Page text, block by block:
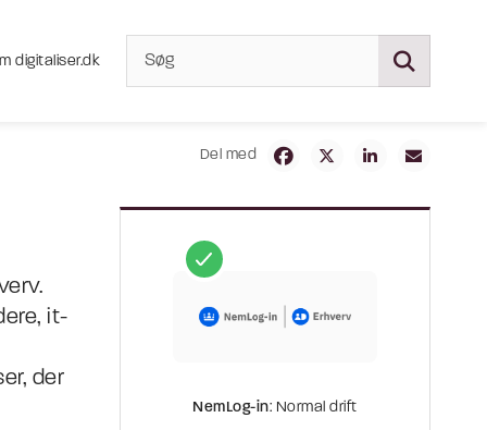
digitaliser.dk
Del med
it-
der
NemLog-in: Normal drift